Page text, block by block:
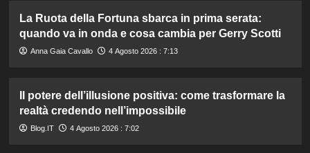
La Ruota della Fortuna sbarca in prima serata:
quando va in onda e cosa cambia per Gerry Scotti
Anna Gaia Cavallo 4 Agosto 2026 : 7:13
Il potere dell’illusione positiva: come trasformare la
realtà credendo nell’impossibile
Blog.IT 4 Agosto 2026 : 7:02